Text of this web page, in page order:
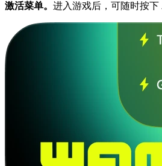
激活菜单。 进入游戏后，可随时按下